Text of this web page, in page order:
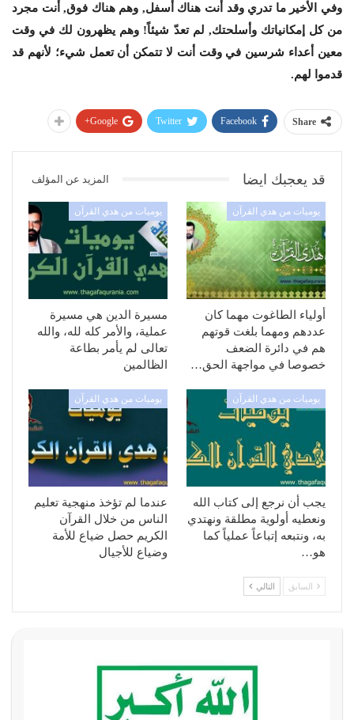
وفي الأخير ما تدري وقد أنت هناك أسفل, وهم هناك فوق, أنت مجرد
من كل إمكانياتك وأسلحتك, لم تعدّ شيئاً! وهم يظهرون لك في وقت
معين أعداء شرسين في وقت أنت لا تتمكن أن تعمل شيء؛ لأنهم قد
قدموا لهم.
Share
Facebook
Twitter
Google+
قد يعجبك ايضا المزيد عن المؤلف
يوميات من هدي القرآن
أولياء الطاغوت مهما كان
عددهم ومهما بلغت قوتهم
هم في دائرة الضعف
خصوصا في مواجهة الحق…
يوميات من هدي القرآن
مسيرة الدين هي مسيرة
عملية، والأمر كله لله، والله
تعالى لم يأمر بطاعة
الظالمين
يوميات من هدي القرآن
يجب أن نرجع إلى كتاب الله
ونعطيه أولوية مطلقة ونهتدي
به، ونتبعه إتباعاً عملياً كما
هو…
يوميات من هدي القرآن
عندما لم تؤخذ منهجية تعليم
الناس من خلال القرآن
الكريم حصل ضياع للأمة
وضياع للأجيال
السابق التالي